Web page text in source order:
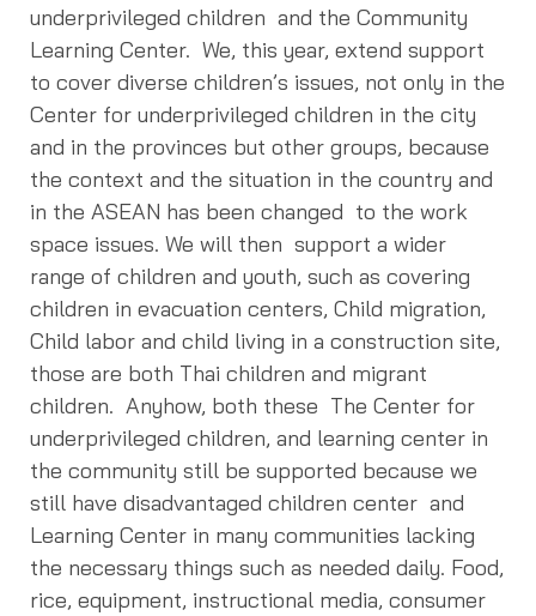
underprivileged children and the Community
Learning Center. We, this year, extend support
to cover diverse children’s issues, not only in the
Center for underprivileged children in the city
and in the provinces but other groups, because
the context and the situation in the country and
in the ASEAN has been changed to the work
space issues. We will then support a wider
range of children and youth, such as covering
children in evacuation centers, Child migration,
Child labor and child living in a construction site,
those are both Thai children and migrant
children. Anyhow, both these The Center for
underprivileged children, and learning center in
the community still be supported because we
still have disadvantaged children center and
Learning Center in many communities lacking
the necessary things such as needed daily. Food,
rice, equipment, instructional media, consumer